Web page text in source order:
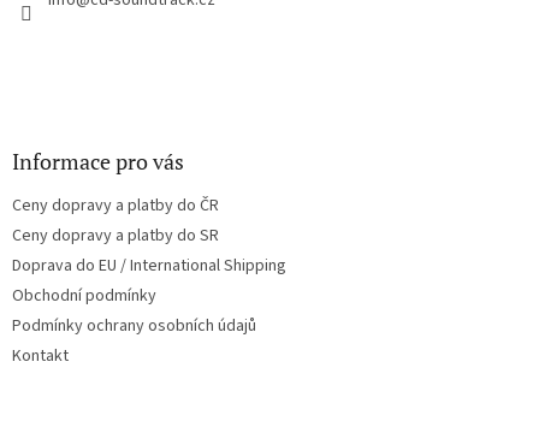
Informace pro vás
Ceny dopravy a platby do ČR
Ceny dopravy a platby do SR
Doprava do EU / International Shipping
Obchodní podmínky
Podmínky ochrany osobních údajů
Kontakt